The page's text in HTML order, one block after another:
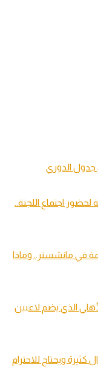
الدوري
اجتماع اللجنة..
في مانشستر.. وماذا
الذي يضم لاعبين
كثيرة ويحتاج للاحترام